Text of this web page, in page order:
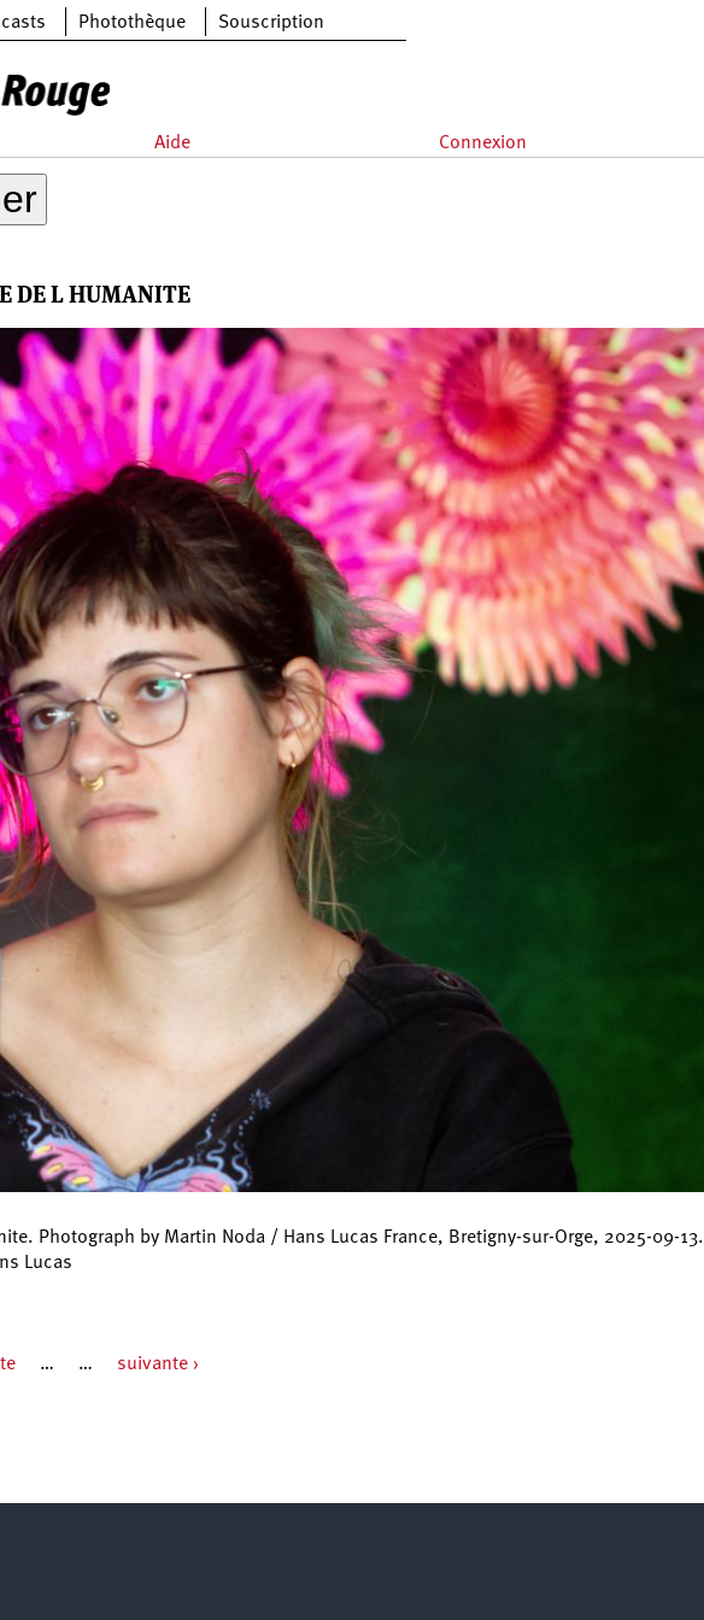
Photothèque Souscription
Aide Connexion
DE L HUMANITE
Photograph by Martin Noda / Hans Lucas France, Bretigny-sur-Orge, 2025-09-13.
Lucas
… … suivante ›